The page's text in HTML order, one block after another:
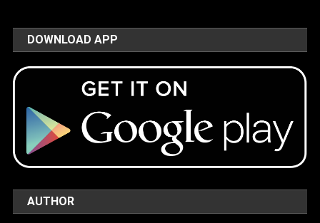
DOWNLOAD APP
AUTHOR